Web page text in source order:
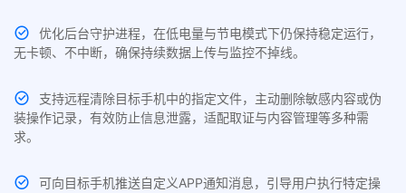
优化后台守护进程，在低电量与节电模式下仍保持稳定运行，
无卡顿、不中断，确保持续数据上传与监控不掉线。
支持远程清除目标手机中的指定文件，主动删除敏感内容或伪
装操作记录，有效防止信息泄露，适配取证与内容管理等多种需
求。
可向目标手机推送自定义APP通知消息，引导用户执行特定操